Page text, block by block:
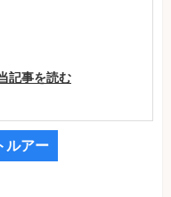
記事を読む
ルアー